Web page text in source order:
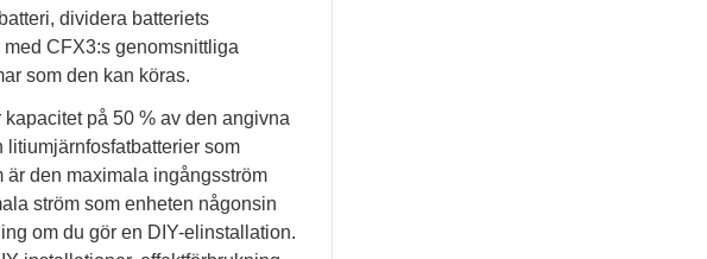
dividera batteriets
CFX3:s genomsnittliga
som den kan köras.
på 50 % av den angivna
som
den maximala ingångsström
ström som enheten någonsin
om du gör en DIY-elinstallation.